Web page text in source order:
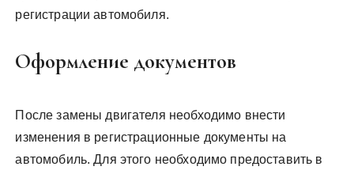
регистрации автомобиля.
Оформление документов
После замены двигателя необходимо внести
изменения в регистрационные документы на
автомобиль. Для этого необходимо предоставить в